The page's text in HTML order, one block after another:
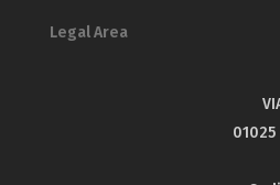
Legal Area
01025